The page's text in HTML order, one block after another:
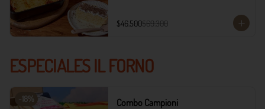
$46.500$69.300
ESPECIALES IL FORNO
-18% Combo Campioni